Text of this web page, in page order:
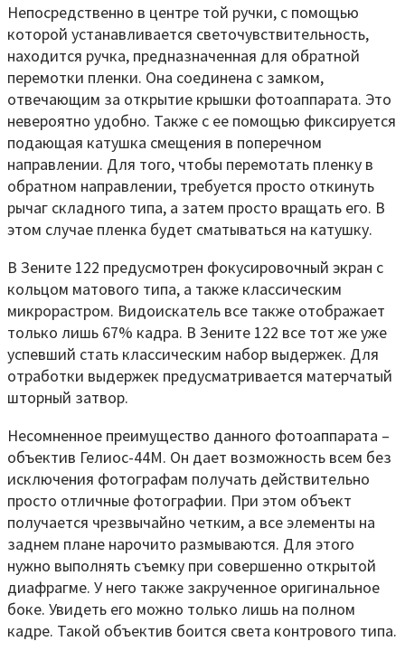
Непосредственно в центре той ручки, с помощью
которой устанавливается светочувствительность,
находится ручка, предназначенная для обратной
перемотки пленки. Она соединена с замком,
отвечающим за открытие крышки фотоаппарата. Это
невероятно удобно. Также с ее помощью фиксируется
подающая катушка смещения в поперечном
направлении. Для того, чтобы перемотать пленку в
обратном направлении, требуется просто откинуть
рычаг складного типа, а затем просто вращать его. В
этом случае пленка будет сматываться на катушку.
В Зените 122 предусмотрен фокусировочный экран с
кольцом матового типа, а также классическим
микрорастром. Видоискатель все также отображает
только лишь 67% кадра. В Зените 122 все тот же уже
успевший стать классическим набор выдержек. Для
отработки выдержек предусматривается матерчатый
шторный затвор.
Несомненное преимущество данного фотоаппарата –
объектив Гелиос-44М. Он дает возможность всем без
исключения фотографам получать действительно
просто отличные фотографии. При этом объект
получается чрезвычайно четким, а все элементы на
заднем плане нарочито размываются. Для этого
нужно выполнять съемку при совершенно открытой
диафрагме. У него также закрученное оригинальное
боке. Увидеть его можно только лишь на полном
кадре. Такой объектив боится света контрового типа.